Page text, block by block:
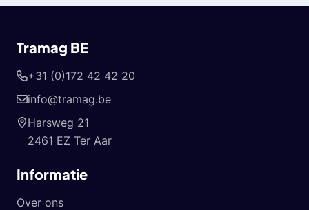
Tramag BE
+31 (0)172 42 42 20
info@tramag.be
Harsweg 21
2461 EZ Ter Aar
Informatie
Over ons